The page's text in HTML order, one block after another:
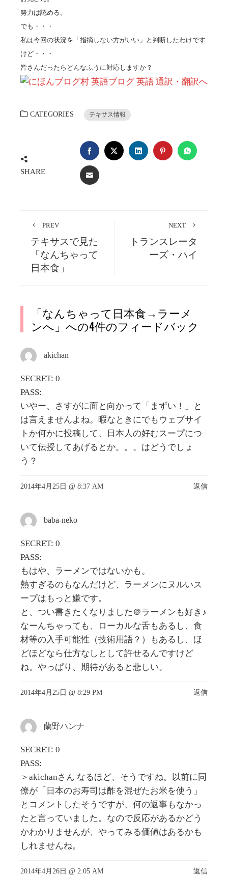
努力は認める。
でも・・・
私は今回の状況を「指摘しない方がいい」と判断したわけです
けど・・・
皆さんだったらどんなふうに対応しますか？
CATEGORIES テキサス情報
SHARE
FACEBOOKTWITTERLINKEDINPINTEREST
EMAIL
PREV
テキサスで見た
「なんちゃって
日本食」
NEXT
トランスレータ
ーズ・ハイ
「なんちゃって日本食→ラーメ
ンへ 」への4件のフィードバック
akichan
SECRET: 0
PASS:
いやー、さすがに面と向かって「まずい！」と
は言えませんよね。暇なときにでもウェブサイ
トか何かに投稿して、日本人の好むスープにつ
いて伝授してあげるとか。。。はどうでしょ
う？
2014年4月25日 @ 8:37 AM 返信
baba-neko
SECRET: 0
PASS:
もはや、ラーメンではないかも。
熱すぎるのもなんだけど、ラーメンにヌルいス
ープはもっと嫌です。
と、つい書きたくなりました＠ラーメンも好き♪
なーんちゃっても、ローカルな舌もあるし、食
材等の入手可能性（技術用語？）もあるし、ほ
どほどなら仕方なしとして許せるんですけど
ね。やっぱり、期待があると悲しい。
2014年4月25日 @ 8:29 PM 返信
蘭野ハンナ
SECRET: 0
PASS:
＞akichanさん なるほど、そうですね。以前に同
僚が「日本のお寿司は酢を混ぜたお米を使う」
とコメントしたそうですが、何の返事もなかっ
たと言っていました。なので反応があるかどう
かわかりませんが、やってみる価値はあるかも
しれませんね。
2014年4月26日 @ 2:05 AM 返信